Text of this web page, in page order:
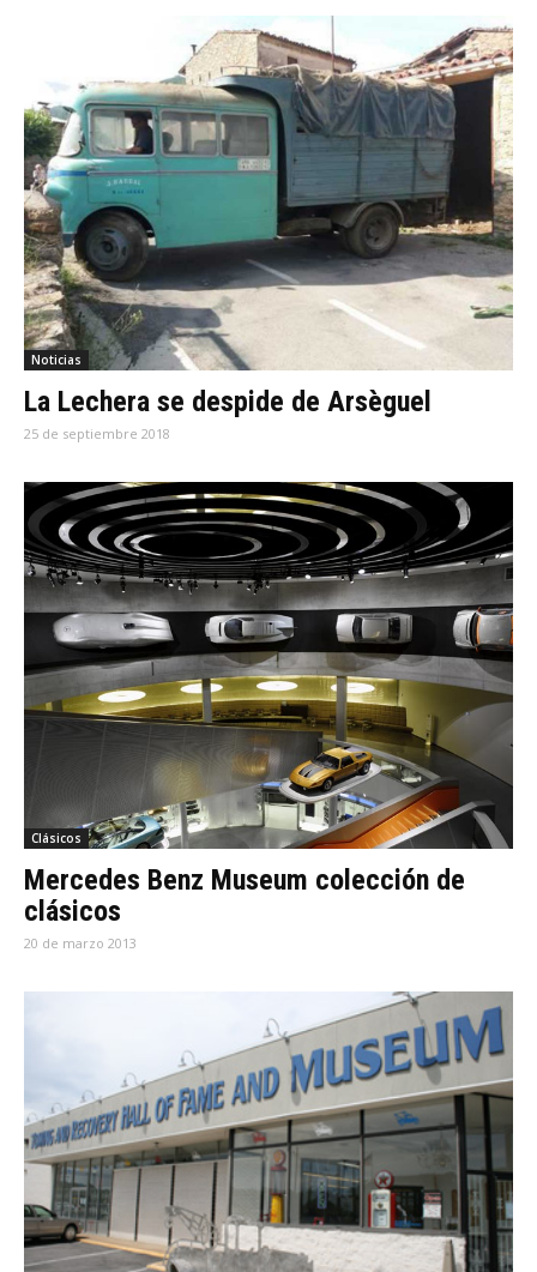
Noticias
La Lechera se despide de Arsèguel
25 de septiembre 2018
Clásicos
Mercedes Benz Museum colección de
clásicos
20 de marzo 2013